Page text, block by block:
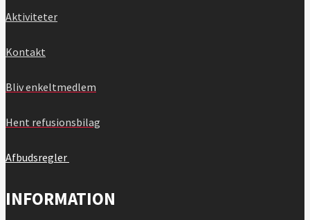
Aktiviteter
Kontakt
Bliv enkeltmedlem
Hent refusionsbilag
Afbudsregler
INFORMATION